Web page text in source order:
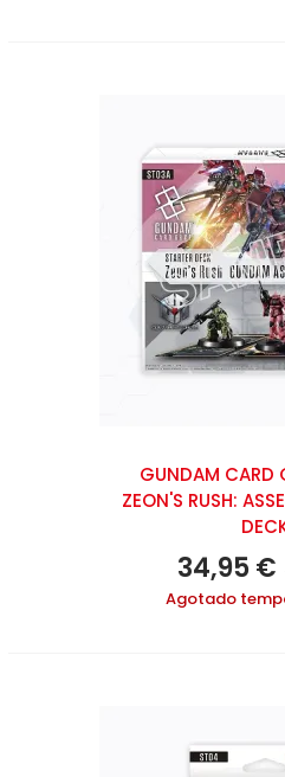
GUNDAM CARD
ZEON'S RUSH:
34,95 €
Agotado